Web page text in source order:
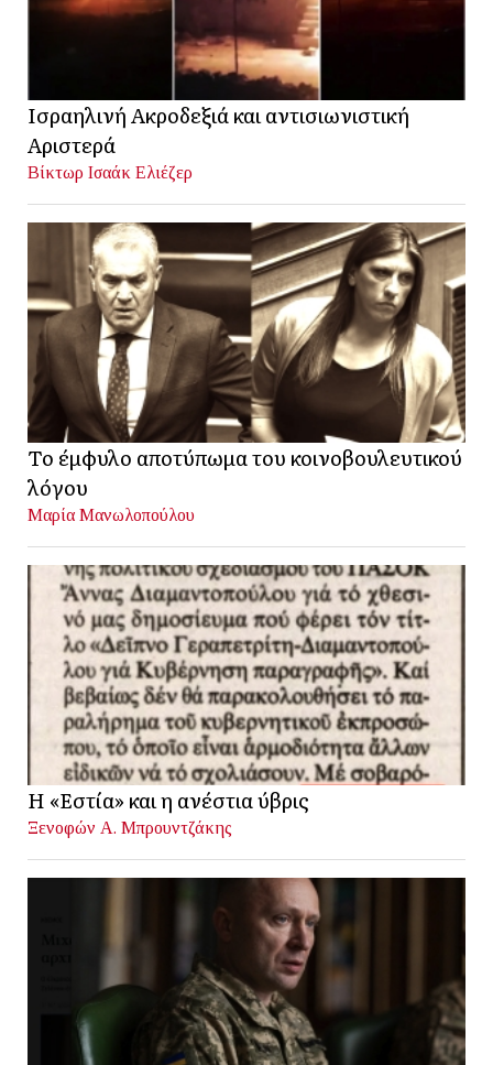
Ισραηλινή Ακροδεξιά και αντισιωνιστική
Αριστερά
Βίκτωρ Ισαάκ Ελιέζερ
Το έμφυλο αποτύπωμα του κοινοβουλευτικού
λόγου
Μαρία Μανωλοπούλου
Η «Εστία» και η ανέστια ύβρις
Ξενοφών Α. Μπρουντζάκης